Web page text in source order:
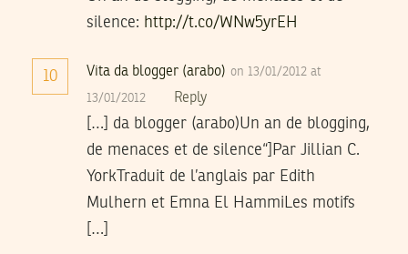
silence: http://t.co/WNw5yrEH
10 Vita da blogger (arabo) on 13/01/2012 at
13/01/2012 Reply
[…] da blogger (arabo)Un an de blogging,
de menaces et de silence“]Par Jillian C.
YorkTraduit de l’anglais par Edith
Mulhern et Emna El HammiLes motifs
[…]